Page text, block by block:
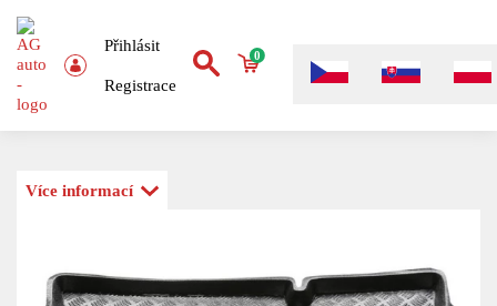
Přihlásit
Registrace
0
Více informací